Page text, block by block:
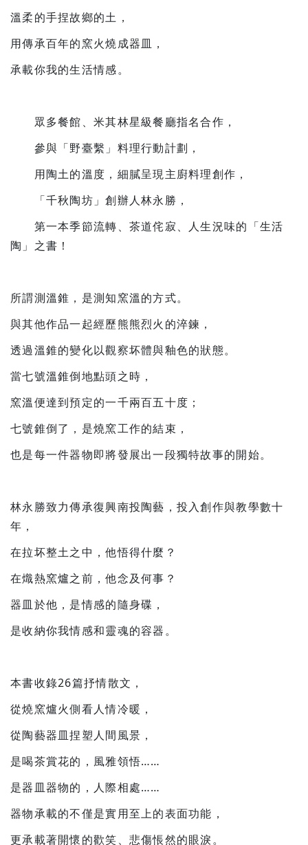
溫柔的手捏故鄉的土，
用傳承百年的窯火燒成器皿，
承載你我的生活情感。
眾多餐館、米其林星級餐廳指名合作，
參與「野臺繫」料理行動計劃，
用陶土的溫度，細膩呈現主廚料理創作，
「千秋陶坊」創辦人林永勝，
第一本季節流轉、茶道侘寂、人生況味的「生活
陶」之書！
所謂測溫錐，是測知窯溫的方式。
與其他作品一起經歷熊熊烈火的淬鍊，
透過溫錐的變化以觀察坏體與釉色的狀態。
當七號溫錐倒地點頭之時，
窯溫便達到預定的一千兩百五十度；
七號錐倒了，是燒窯工作的結束，
也是每一件器物即將發展出一段獨特故事的開始。
林永勝致力傳承復興南投陶藝，投入創作與教學數十
年，
在拉坏整土之中，他悟得什麼？
在熾熱窯爐之前，他念及何事？
器皿於他，是情感的隨身碟，
是收納你我情感和靈魂的容器。
本書收錄26篇抒情散文，
從燒窯爐火側看人情冷暖，
從陶藝器皿捏塑人間風景，
是喝茶賞花的，風雅領悟……
是器皿器物的，人際相處……
器物承載的不僅是實用至上的表面功能，
更承載著開懷的歡笑、悲傷悵然的眼淚。